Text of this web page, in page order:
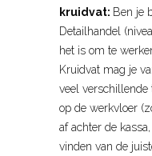
kruidvat: Ben je
Detailhandel
het is om te
Kruidvat mag je
veel verschillende
op de werkvloer
af achter de
vinden van de